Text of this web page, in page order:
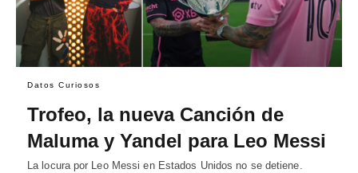
Datos Curiosos
Trofeo, la nueva Canción de
Maluma y Yandel para Leo Messi
La locura por Leo Messi en Estados Unidos no se detiene.